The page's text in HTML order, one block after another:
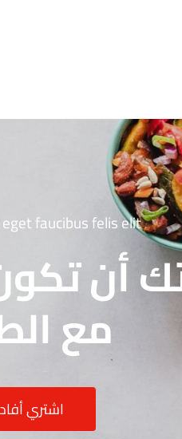
faucibus felis elit.
أن
مع
اشتري